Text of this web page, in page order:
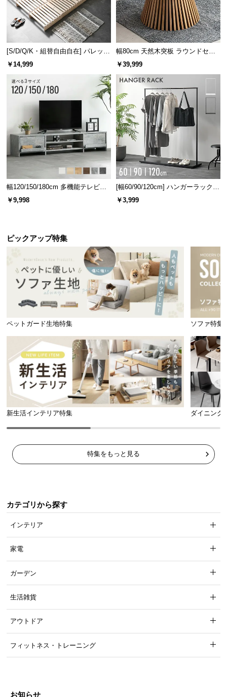
[S/D/Q/K・組替自由自在] パレット
ベッド 8/12/16枚セット
￥14,999
幅80cm 天然木突板 ラウンドセン
ターテーブル 美しい格子デザイン
￥39,999
幅120/150/180cm 多機能テレビボ
ード 木目/石目調 オープン収納・
￥9,998
[幅60/90/120cm] ハンガーラック
スチール 4段階高さ調節 サイドフ
￥3,999
ピックアップ特集
ペットガード生地特集 ソファ特集
新生活インテリア特集 ダイニング
特集をもっと見る
カテゴリから探す
インテリア
家電
ガーデン
生活雑貨
アウトドア
フィットネス・トレーニング
お知らせ